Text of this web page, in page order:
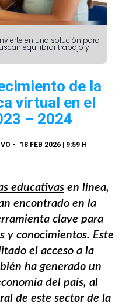
en una solución para
equilibrar trabajo y
de la
virtual en el
– 2024
- 18 FEB 2026 | 9:59 H
educativas en línea,
encontrado en la
clave para
y conocimientos. Este
el acceso a la
ha generado un
del país, al
de este sector de la